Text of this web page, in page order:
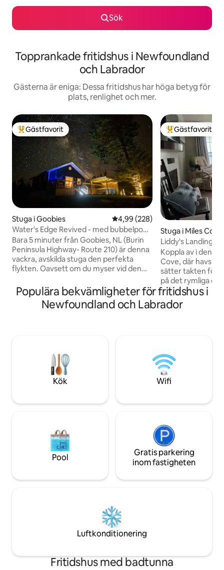
Sök
Topprankade fritidshus i Newfoundland
och Labrador
Gästerna är eniga: Dessa fritidshus har höga betyg för
plats, renlighet och mer.
Populär gästfavorit
Gästfavorit
Stuga i Goobies 4,99 av 5 i genomsnittligt
4,99 (228)
Water's Edge Revived - med bubbelpool
och vedspis!
Bara 5 minuter från Goobies, NL (Burin
Peninsula Highway- Route 210) är denna
vackra, avskilda stuga den perfekta
flykten. Oavsett om du myser vid den
för att njuta av lite kvalitetstid utomhus i
bubbelpoolen - din resa kommer att vara
en avkopplande en! Njut av en eld i
området! 30 USD husdjursavgift krävs
för husdjur. Vänligen meddela oss vid
Populär
Gästfavorit
Stuga i Miles Cove
Liddy's Landing –
havsutsikt
Koppla av i den
Cove, där
sätter takten för
på det rymliga
kusten på jakt
närliggande
dess natursköna
dina
medan du
landet.
Populära bekvämligheter för fritidshus i
Newfoundland och Labrador
Kök Wifi
Pool
Gratis parkering
inom fastigheten
Luftkonditionering
Fritidshus med badtunna